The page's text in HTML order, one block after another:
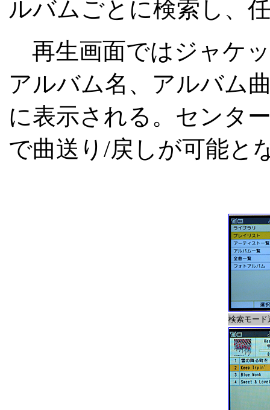
ルバムごとに検索し、
再生画面ではジャケ
アルバム名、アルバム
に表示される。センタ
で曲送り/戻しが可能と
検索モード